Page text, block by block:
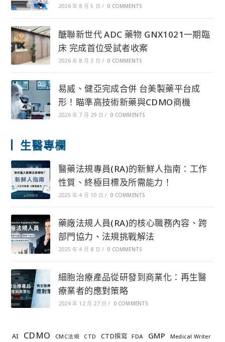
2026 年 8 月 5 日 / 0 COMMENTS
醣聯新世代 ADC 藥物 GNX1021一期臨
床 完成首位受試者收案
2026 年 8 月 3 日 / 0 COMMENTS
易威、健亞完成合併 台美製藥平台成
形！瞄準高技術新藥與CDMO商機
2026 年 7 月 29 日 / 0 COMMENTS
生醫專欄
醫藥法規專員(RA)的新鮮人指南：工作
性質、終極目標及所需能力！
2025 年 4 月 10 日 / 0 COMMENTS
藥廠法規人員(RA)的核心職務內容、跨
部門協力、法規挑戰解法
2025 年 4 月 8 日 / 0 COMMENTS
細胞治療產品從研發到商業化：再生醫
療業者的應對策略
2024 年 12 月 27 日 / 0 COMMENTS
AI CDMO CMC法規 CTD CTD撰寫 FDA GMP Medical Writer